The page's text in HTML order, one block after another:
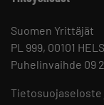
Suomen Yrittäjät
PL 999, 00101
Puhelinvaihde 09
Tietosuojaseloste